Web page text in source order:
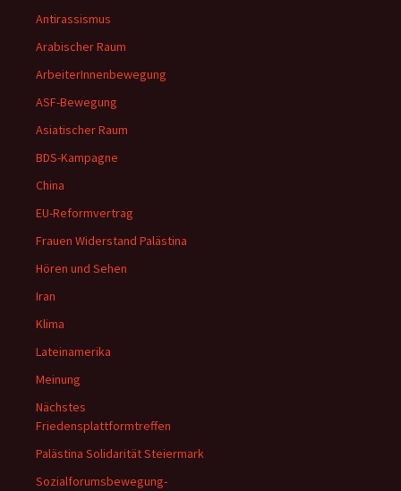
Antirassismus
Arabischer Raum
ArbeiterInnenbewegung
ASF-Bewegung
Asiatischer Raum
BDS-Kampagne
China
EU-Reformvertrag
Frauen Widerstand Palästina
Hören und Sehen
Iran
Klima
Lateinamerika
Meinung
Nächstes
Friedensplattformtreffen
Palästina Solidarität Steiermark
Sozialforumsbewegung-